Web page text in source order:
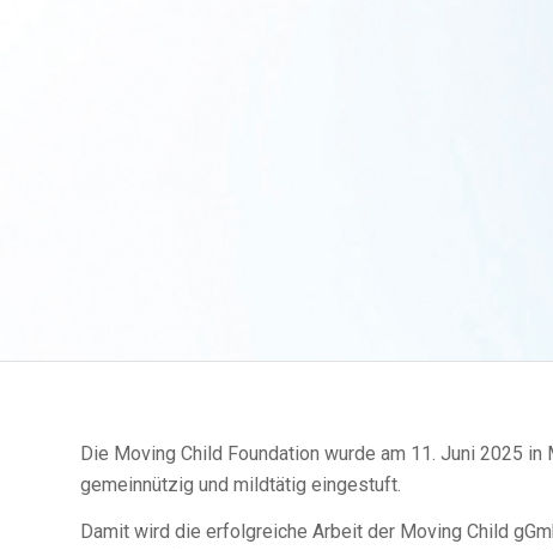
Die Moving Child Foundation wurde am 11. Juni 2025
gemeinnützig und mildtätig eingestuft.
Damit wird die erfolgreiche Arbeit der Moving Child